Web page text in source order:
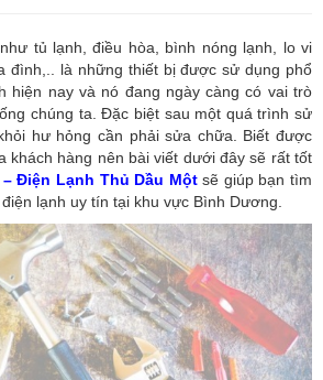
tủ lạnh, điều hòa, bình nóng lạnh, lo vi
đình,.. là những thiết bị được sử dụng phổ
hiện nay và nó đang ngày càng có vai trò
chúng ta. Đặc biệt sau một quá trình sử
hư hỏng cần phải sửa chữa. Biết được
khách hàng nên bài viết dưới đây sẽ rất tốt
Điện Lạnh Thủ Dầu Một sẽ giúp bạn tìm
lạnh uy tín tại khu vực Bình Dương.